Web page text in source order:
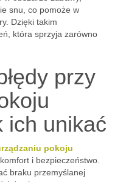
snu, co pomoże w
Dzięki takim
która sprzyja zarówno
przy
ich unikać
pokoju
i bezpieczeństwo.
braku przemyślanej